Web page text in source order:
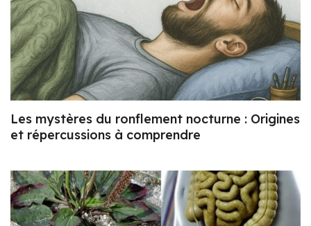
Les mystères du ronflement nocturne : Origines
et répercussions à comprendre